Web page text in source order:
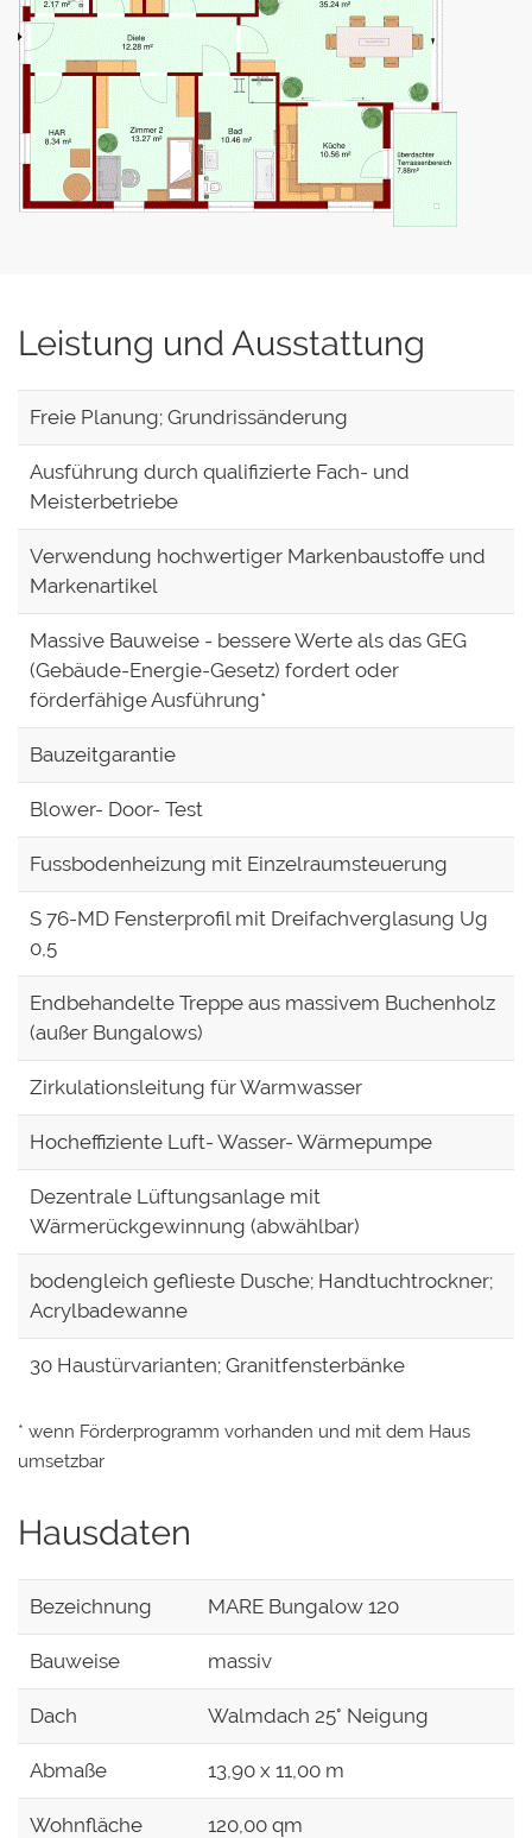
Leistung und Ausstattung
Freie Planung; Grundrissänderung
Ausführung durch qualifizierte Fach- und
Meisterbetriebe
Verwendung hochwertiger Markenbaustoffe und
Markenartikel
Massive Bauweise - bessere Werte als das GEG
(Gebäude-Energie-Gesetz) fordert oder
förderfähige Ausführung*
Bauzeitgarantie
Blower- Door- Test
Fussbodenheizung mit Einzelraumsteuerung
S 76-MD Fensterprofil mit Dreifachverglasung Ug
0,5
Endbehandelte Treppe aus massivem Buchenholz
(außer Bungalows)
Zirkulationsleitung für Warmwasser
Hocheffiziente Luft- Wasser- Wärmepumpe
Dezentrale Lüftungsanlage mit
Wärmerückgewinnung (abwählbar)
bodengleich geflieste Dusche; Handtuchtrockner;
Acrylbadewanne
30 Haustürvarianten; Granitfensterbänke
* wenn Förderprogramm vorhanden und mit dem Haus
umsetzbar
Hausdaten
Bezeichnung MARE Bungalow 120
Bauweise massiv
Dach Walmdach 25° Neigung
Abmaße 13,90 x 11,00 m
Wohnfläche 120,00 qm